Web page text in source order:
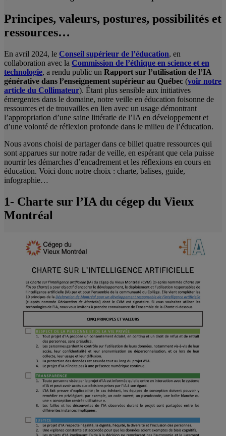
Principes, valeurs, postures, possibilités et
ressources…
En avril 2024, le Conseil supérieur de l’éducation, en
collaboration avec la Commission de l’éthique en science et en
technologie, a rendu public un Rapport sur l’utilisation de l’IA
générative dans l’enseignement supérieur au Québec (voir notre
article du Collimateur). Étant plus sensible aux initiatives
émergentes dans le domaine, notre veille en éducation foisonne de
ressources et de trouvailles en lien avec un usage démontrant
l’appropriation d’une saine littératie de l’IA en développement et
d’une volonté de réflexion profonde dans le milieu de l’éducation.
Nous avons choisi de partager dans ce billet quatre ressources qui
sont apparues sur notre radar de veille, en espérant que cela puisse
nourrir les démarches d’encadrement et les réflexions en cours en
éducation. Voici donc notre choix : charte, balises, guide,
infographie…
1- Charte sur l’IA du cégep du Vieux
Montréal